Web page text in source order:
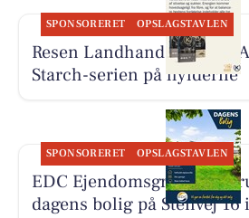
SPONSORERET OPSLAGSTAVLEN
Resen Landhandel har
Starch-serien på hylderne
SPONSORERET OPSLAGSTAVLEN
EDC Ejen­doms­grup­pen
dagens bolig på Stenvej